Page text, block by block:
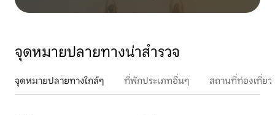
จุดหมายปลายทางน่าสำรวจ
จุดหมายปลายทางใกล้ๆ ที่พักประเภทอื่นๆ สถานที่ท่องเที่ย